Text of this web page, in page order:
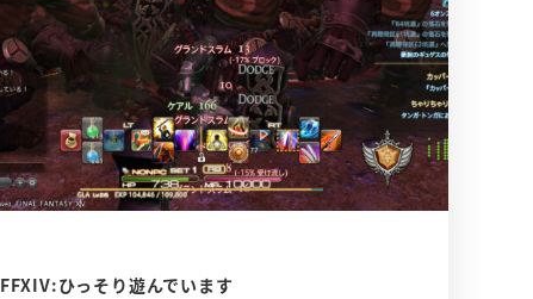
FFXIV:ひっそり遊んでいます